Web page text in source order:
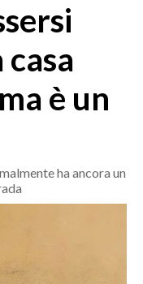
è un
ha ancora un